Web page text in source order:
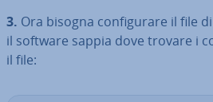
3. Ora bisogna con­fi­gu­ra­re il file
il software sappia dove trovare i
il file: